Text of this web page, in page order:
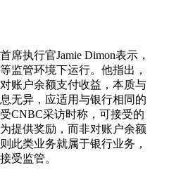
席执行官Jamie Dimon表示，
监管环境下运行。他指出，
账户余额支付收益，本质与
无异，应适用与银行相同的
CNBC采访时称，可接受的
提供奖励，而非对账户余额
此类业务就属于银行业务，
受监管。